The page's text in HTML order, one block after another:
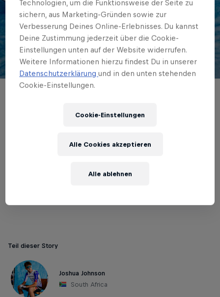
Südafrika: Josh
Johnson holt Zeitfahr-
und Straßentitel
Reihen der grenke – Auto Eder
Landesmeisterschaften sowohl das
Teil dieser Story
Joshua Johnson
South Africa
Technologien, um die Funktionsweise der Seite zu
sichern, aus Marketing-Gründen sowie zur
Verbesserung Deines Online-Erlebnisses. Du kannst
Deine Zustimmung jederzeit über die Cookie-
Einstellungen unten auf der Website widerrufen.
Weitere Informationen hierzu findest Du in unserer
Datenschutzerklärungund in den unten stehenden
Cookie-Einstellungen.
Cookie-Einstellungen
Alle ablehnen
Alle Cookies akzeptieren